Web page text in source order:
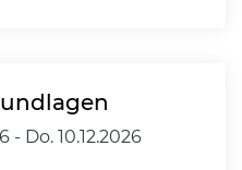
- Do. 10.12.2026